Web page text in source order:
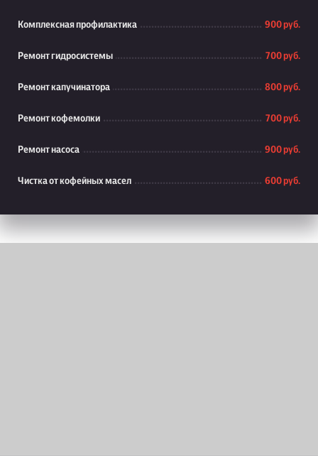
Комплексная профилактика 900 руб.
Ремонт гидросистемы 700 руб.
Ремонт капучинатора 800 руб.
Ремонт кофемолки 700 руб.
Ремонт насоса 900 руб.
Чистка от кофейных масел 600 руб.